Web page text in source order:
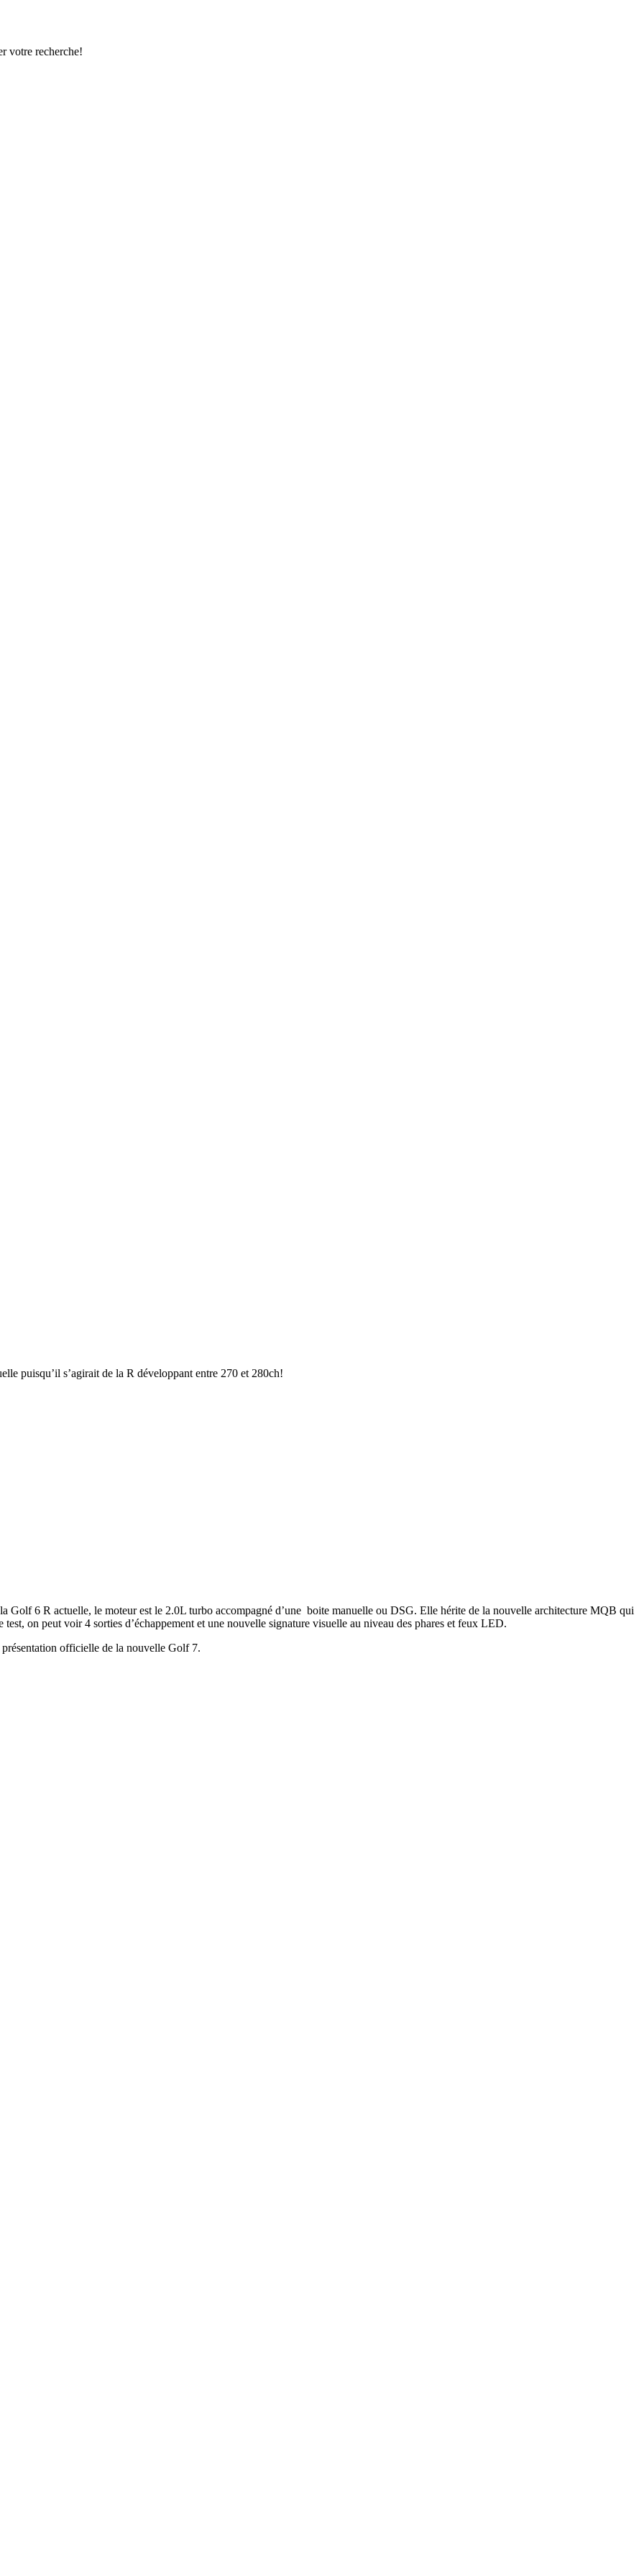
votre recherche!
puisqu’il s’agirait de la R développant entre 270 et 280ch!
Golf 6 R actuelle, le moteur est le 2.0L turbo accompagné d’une boite manuelle ou DSG. Elle hérite de la nouvelle architecture MQB qui
on peut voir 4 sorties d’échappement et une nouvelle signature visuelle au niveau des phares et feux LED.
officielle de la nouvelle Golf 7.